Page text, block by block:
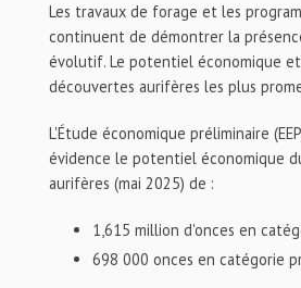
Les travaux de forage et les
continuent de démontrer la
évolutif. Le potentiel économique
découvertes aurifères les plus
L'Étude économique préliminaire
évidence le potentiel économique
aurifères (mai 2025) de :
1,615 million d'onces en
698 000 onces en catégorie